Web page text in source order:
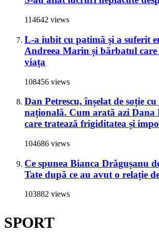
114642 views
L-a iubit cu patimă și a suferit
Andreea Marin și bărbatul
viața
108456 views
Dan Petrescu, înșelat de soție
națională. Cum arată azi Dana
care tratează frigiditatea și
104686 views
Ce spunea Bianca Drăgușanu
Tate după ce au avut o relație
103882 views
SPORT